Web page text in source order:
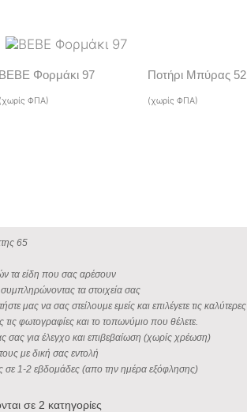
ΒΕΒΕ Φορμάκι 97
(χωρίς ΦΠΑ)
Ποτήρι Μπύρας 52
(χωρίς ΦΠΑ)
65
τα είδη που σας αρέσουν
τα στοιχεία σας
μας να σας στείλουμε εμείς και επιλέγετε τις καλύτερες
φωτογραφίες και το τοπωνύμιο που θέλετε.
σας για έλεγχο και επιβεβαίωση (χωρίς χρέωση)
με δική σας εντολή
1-2 εβδομάδες (απο την ημέρα εξόφλησης)
σε 2 κατηγορίες